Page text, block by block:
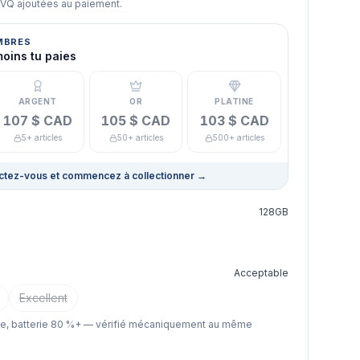
ajoutées au paiement.
tu paies
ARGENT
107 $ CAD
5+ articles
OR
105 $ CAD
50+ articles
PLATINE
103 $ CAD
500+ articles
vous et commencez à collectionner→
128GB
Acceptable
Excellent
batterie 80 %+ — vérifié mécaniquement au même